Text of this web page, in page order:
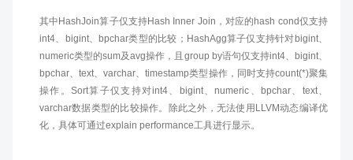
其中HashJoin算子仅支持Hash Inner Join，对应的hash cond仅支持
int4、bigint、bpchar类型的比较；HashAgg算子仅支持针对bigint、
numeric类型的sum及avg操作，且group by语句仅支持int4、bigint、
bpchar、text、varchar、timestamp类型操作，同时支持count(*)聚集
操作。Sort算子仅支持对int4、bigint、numeric、bpchar、text、
varchar数据类型的比较操作。除此之外，无法使用LLVM动态编译优
化，具体可通过explain performance工具进行显示。